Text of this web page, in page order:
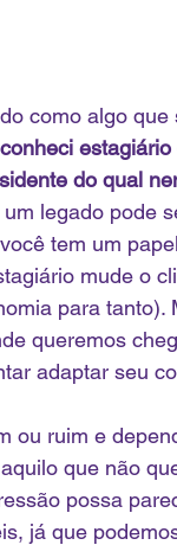
como algo
do qual
legado pode
tem um
mude o
para
queremos
adaptar seu
ou ruim e
que não
possa
já que